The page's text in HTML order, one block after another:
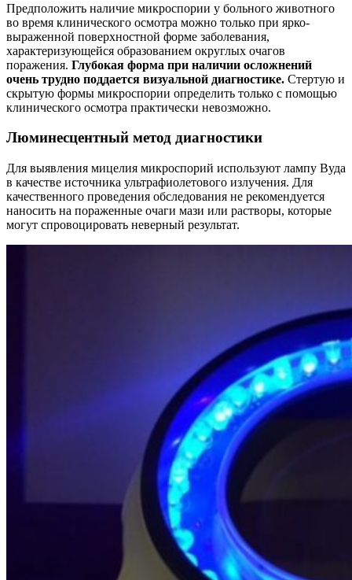
Предположить наличие микроспории у больного животного
во время клинического осмотра можно только при ярко-
выраженной поверхностной форме заболевания,
характеризующейся образованием округлых очагов
поражения. Глубокая форма при наличии осложнений
очень трудно поддается визуальной диагностике. Стертую и
скрытую формы микроспории определить только с помощью
клинического осмотра практически невозможно.
Люминесцентный метод диагностики
Для выявления мицелия микроспорий используют лампу Вуда
в качестве источника ультрафиолетового излучения. Для
качественного проведения обследования не рекомендуется
наносить на пораженные очаги мази или растворы, которые
могут спровоцировать неверный результат.